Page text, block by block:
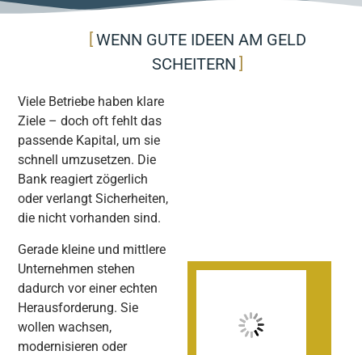
WENN GUTE IDEEN AM GELD
SCHEITERN
Viele Betriebe haben klare
Ziele – doch oft fehlt das
passende Kapital, um sie
schnell umzusetzen. Die
Bank reagiert zögerlich
oder verlangt Sicherheiten,
die nicht vorhanden sind.
Gerade kleine und mittlere
Unternehmen stehen
dadurch vor einer echten
Herausforderung. Sie
wollen wachsen,
modernisieren oder